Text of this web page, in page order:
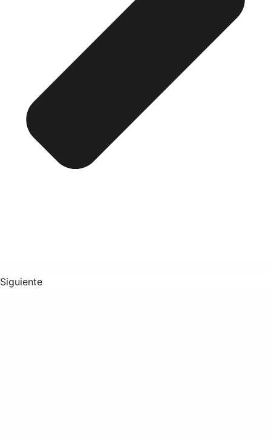
Siguiente